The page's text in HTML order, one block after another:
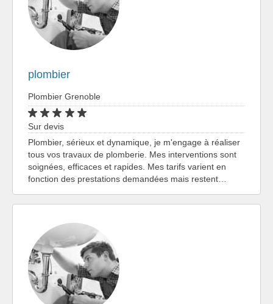
plombier
Plombier Grenoble
Sur devis
Plombier, sérieux et dynamique, je m'engage à réaliser
tous vos travaux de plomberie. Mes interventions sont
soignées, efficaces et rapides. Mes tarifs varient en
fonction des prestations demandées mais restent…